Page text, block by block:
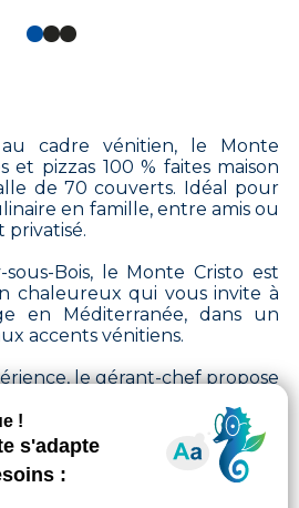
cadre vénitien, le Monte
et pizzas 100 % faites maison
de 70 couverts. Idéal pour
en famille, entre amis ou
Bois, le Monte Cristo est
chaleureux qui vous invite à
en Méditerranée, dans un
accents vénitiens.
le gérant-chef propose
authentique, entièrement
de produits directement
fraîches, pizzas généreuses,
chaque plat est le fruit
où la maîtrise des